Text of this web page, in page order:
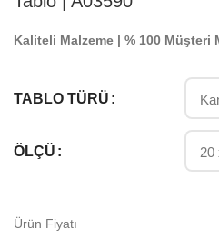
Kaliteli Malzeme | % 100 Müşteri
TABLO TÜRÜ
ÖLÇÜ
Ürün Fiyatı